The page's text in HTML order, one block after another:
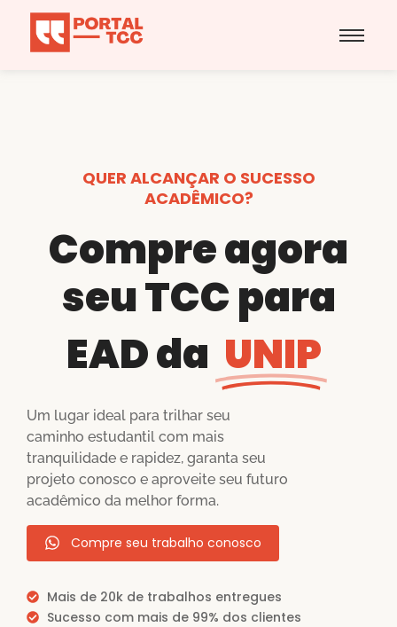
QUER ALCANÇAR O SUCESSO
ACADÊMICO?
Compre agora
seu TCC para
EAD da UNIP
Um lugar ideal para trilhar seu
caminho estudantil com mais
tranquilidade e rapidez, garanta seu
projeto conosco e aproveite seu futuro
acadêmico da melhor forma.
Compre seu trabalho conosco
Mais de 20k de trabalhos entregues
Sucesso com mais de 99% dos clientes